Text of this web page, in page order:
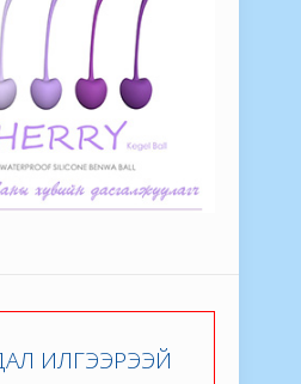
ИЛГЭЭРЭЭЙ